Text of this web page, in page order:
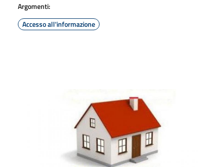
Argomenti:
Accesso all'informazione